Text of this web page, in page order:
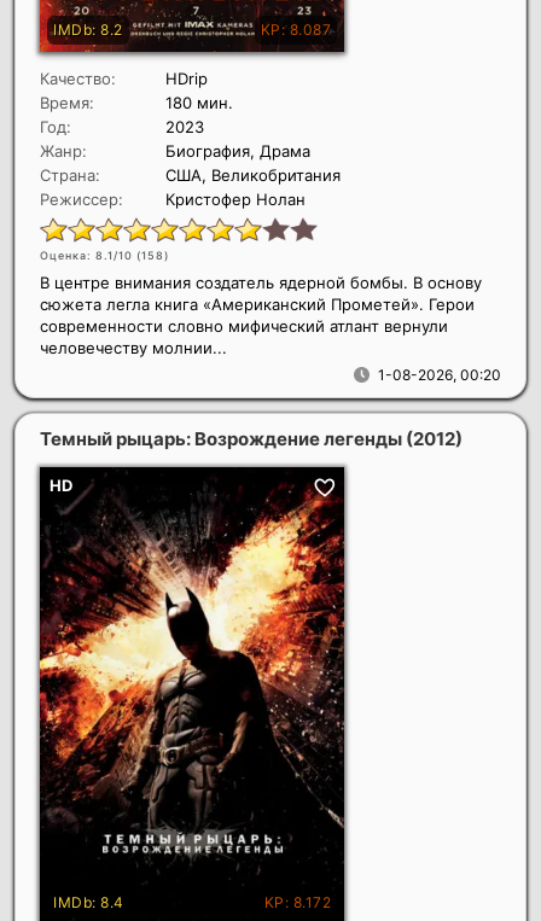
Качество:
HDrip
Время:
180 мин.
Год:
2023
Жанр:
Биография, Драма
Страна:
США, Великобритания
Режиссер:
Кристофер Нолан
Оценка: 8.1/10 (158)
1-08-2026, 00:20
В центре внимания создатель ядерной бомбы. В основу
сюжета легла книга «Американский Прометей». Герои
современности словно мифический атлант вернули
человечеству молнии...
Темный рыцарь: Возрождение легенды (2012)